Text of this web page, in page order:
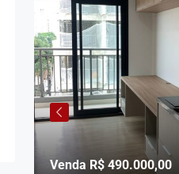
Venda R$ 490.000,00